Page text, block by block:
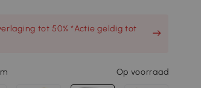
tot 50% *Actie geldig tot
Op voorraad